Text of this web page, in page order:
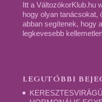
Itt a VáltozókorKlub.hu
hogy olyan tanácsokat,
abban segítenek, hogy
legkevesebb
LEGUTÓBBI